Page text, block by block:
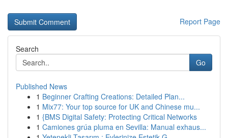
Report Page
Search
Go
Published News
1 Beginner Crafting Creations: Detailed Plan...
1 Mix77: Your top source for UK and Chinese mu...
1 {BMS Digital Safety: Protecting Critical Networks
1 Camiones grúa pluma en Sevilla: Manual exhaus...